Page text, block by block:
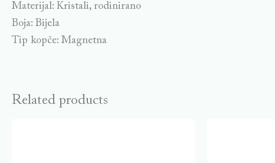
Materijal: Kristali, rodinirano
Boja: Bijela
Tip kopče: Magnetna
Related products